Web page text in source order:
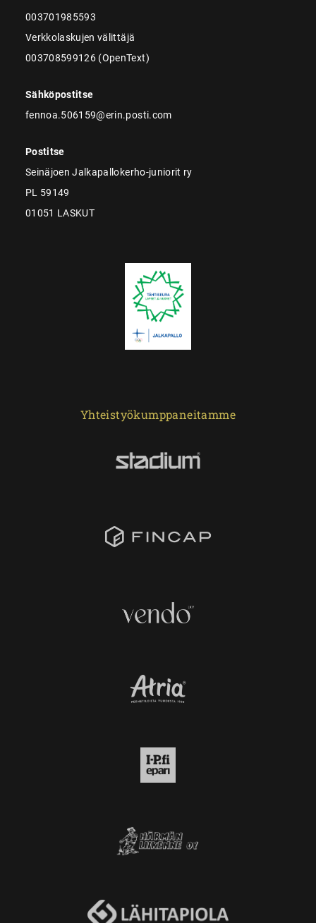
003701985593
Verkkolaskujen välittäjä
003708599126 (OpenText)
Sähköpostitse
fennoa.506159@erin.posti.com
Postitse
Seinäjoen Jalkapallokerho-juniorit ry
PL 59149
01051 LASKUT
Yhteistyökumppaneitamme